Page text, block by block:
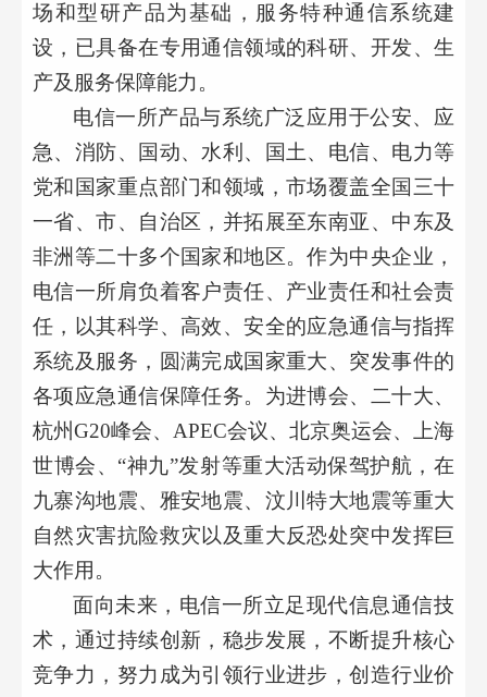
场和型研产品为基础，服务特种通信系统建
设，已具备在专用通信领域的科研、开发、生
产及服务保障能力。
电信一所产品与系统广泛应用于公安、应
急、消防、国动、水利、国土、电信、电力等
党和国家重点部门和领域，市场覆盖全国三十
一省、市、自治区，并拓展至东南亚、中东及
非洲等二十多个国家和地区。作为中央企业，
电信一所肩负着客户责任、产业责任和社会责
任，以其科学、高效、安全的应急通信与指挥
系统及服务，圆满完成国家重大、突发事件的
各项应急通信保障任务。为进博会、二十大、
杭州G20峰会、APEC会议、北京奥运会、上海
世博会、“神九”发射等重大活动保驾护航，在
九寨沟地震、雅安地震、汶川特大地震等重大
自然灾害抗险救灾以及重大反恐处突中发挥巨
大作用。
面向未来，电信一所立足现代信息通信技
术，通过持续创新，稳步发展，不断提升核心
竞争力，努力成为引领行业进步，创造行业价